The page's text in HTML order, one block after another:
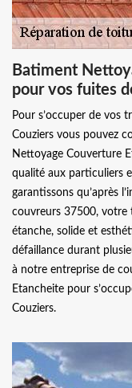
Batiment
pour vos fuites
Pour s’occuper de vos
Couziers vous pouvez
Nettoyage Couverture
qualité aux particuliers
garantissons qu’après
couvreurs 37500, votre
étanche, solide et
défaillance durant
à notre entreprise de
Etancheite pour
Couziers.